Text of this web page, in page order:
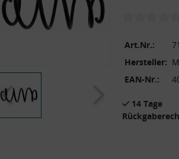
Art.Nr.:
Hersteller:
EAN-Nr.:
14 Tage